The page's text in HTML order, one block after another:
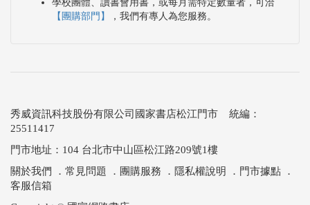
學校團體、讀書會用書，或每月需特定數量者，可洽
【團購部門】
，我們有專人為您服務。
秀威資訊科技股份有限公司國家書店松江門市 統編：
25511417
門市地址：104 台北市中山區松江路209號1樓
關於我們
． 常見問題 ． 團購服務 ． 隱私權說明 ． 門市據點 ．
客服信箱